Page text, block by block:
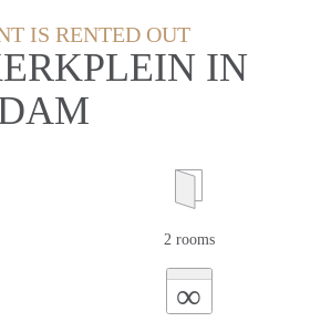
IS RENTED OUT
IN
2 rooms
∞